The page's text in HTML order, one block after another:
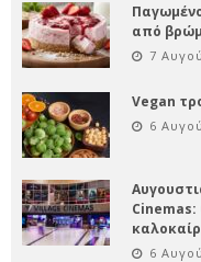
από
7
Vegan
6
Cinemas:
6